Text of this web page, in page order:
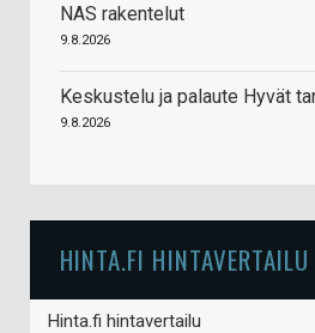
NAS rakentelut
9.8.2026
Keskustelu ja palaute Hyvät
9.8.2026
HINTA.FI HINTAVERTAILU
Hinta.fi hintavertailu